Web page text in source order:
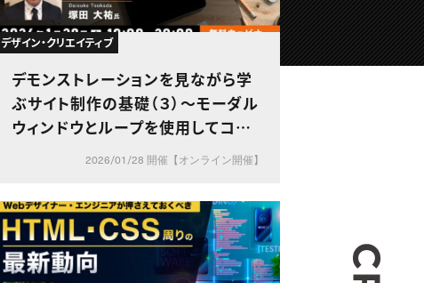
デザイン・クリエイティブ
デモンストレーションを見ながら学
ぶサイト制作の基礎（３）〜モーダル
ウィンドウとループを使用してコン
テンツを表現してみる〜
2026/01/28 開催【オンライン開催】